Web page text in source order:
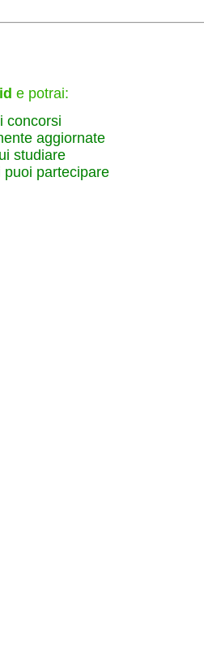
e potrai:
concorsi
aggiornate
studiare
puoi partecipare